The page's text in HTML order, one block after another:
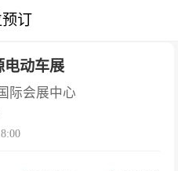
订
电动车展
际会展中心